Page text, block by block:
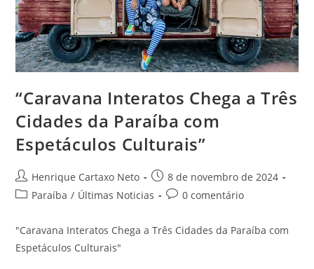
“Caravana Interatos Chega a Três
Cidades da Paraíba com
Espetáculos Culturais”
Henrique Cartaxo Neto
8 de novembro de 2024
Paraíba / Últimas Noticias 0 comentário
"Caravana Interatos Chega a Três Cidades da Paraíba com
Espetáculos Culturais"